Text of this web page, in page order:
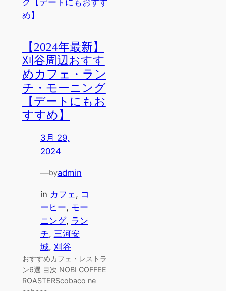
【2024年最新】
刈谷周辺おすす
めカフェ・ラン
チ・モーニング
【デートにもお
すすめ】
3月 29,
2024
—byadmin
in カフェ , コ
ーヒー, モー
ニング, ラン
チ, 三河安
城, 刈谷
おすすめカフェ・レストラ
ン6選 目次 NOBI COFFEE
ROASTERScobaco ne